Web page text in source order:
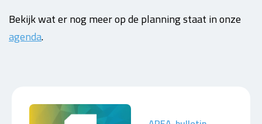
Bekijk wat er nog meer op de planning staat in onze
agenda.